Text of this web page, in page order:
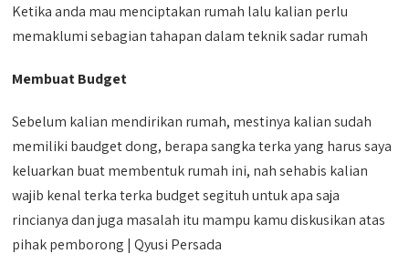
Ketika anda mau menciptakan rumah lalu kalian perlu
memaklumi sebagian tahapan dalam teknik sadar rumah
Membuat Budget
Sebelum kalian mendirikan rumah, mestinya kalian sudah
memiliki baudget dong, berapa sangka terka yang harus saya
keluarkan buat membentuk rumah ini, nah sehabis kalian
wajib kenal terka terka budget segituh untuk apa saja
rincianya dan juga masalah itu mampu kamu diskusikan atas
pihak pemborong | Qyusi Persada